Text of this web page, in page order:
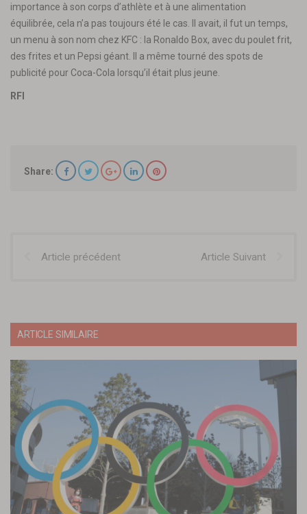
importance à son corps d’athlète et à une alimentation
équilibrée, cela n’a pas toujours été le cas. Il avait, il fut un temps,
un menu à son nom chez KFC : la Ronaldo Box, avec du poulet frit,
des frites et un Pepsi géant. Il a même tourné des spots de
publicité pour Coca-Cola lorsqu’il était plus jeune.
RFI
Share:
Article précédent Article Suivant
ARTICLE SIMILAIRE